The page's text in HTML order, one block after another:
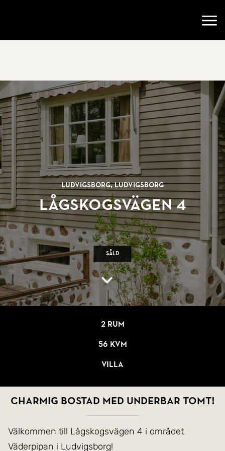
Ludvigsborg, Ludvigsborg
Lågskogsvägen 4
Såld
2 rum
56 kvm
Villa
Charmig bostad med underbar tomt!
Välkommen till Lågskogsvägen 4 i området
Väderpipan i Ludvigsborg!